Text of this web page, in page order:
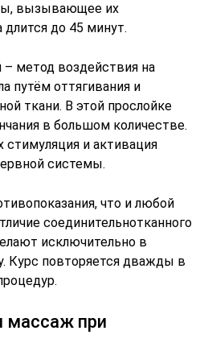
вызывающее их
до 45 минут.
метод воздействия на
путём оттягивания и
ткани. В этой прослойке
в большом количестве.
стимуляция и активация
системы.
что и любой
соединительнотканного
исключительно в
Курс повторяется дважды в
массаж при